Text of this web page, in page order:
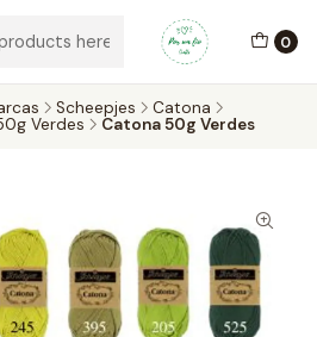
0
a entrega pode ser feita em mãos.
Scheepjes
Catona
Verdes
Catona 50g Verdes